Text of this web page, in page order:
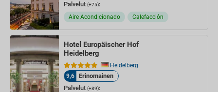
Palvelut (+75):
Aire Acondicionado Calefacción
Hotel Europäischer Hof
Heidelberg
Heidelberg
9,6
Erinomainen
Palvelut (+89):